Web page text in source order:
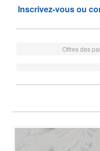
Inscrivez-vous ou
Offres des